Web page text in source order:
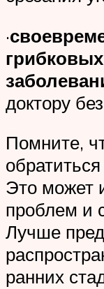
·
доктору
Помните,
Это может
проблем и
Лучше
ранних